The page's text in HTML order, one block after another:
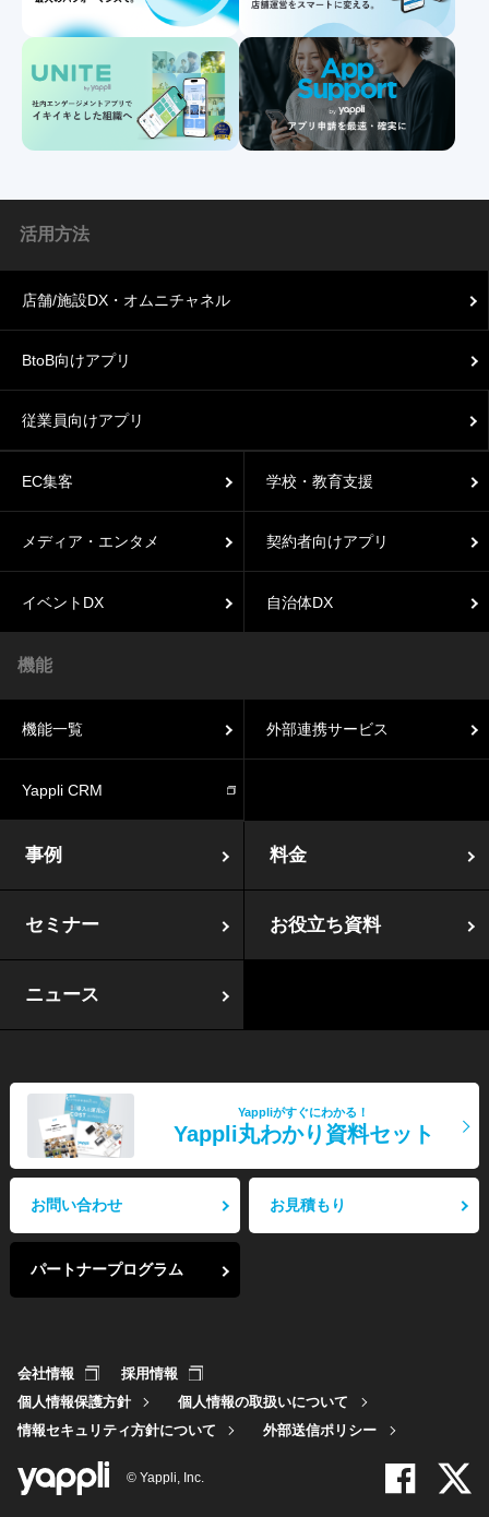
事例 料金
セミナー お役立ち資料
ニュース
活用方法
店舗/施設DX・オムニチャネル
BtoB向けアプリ
従業員向けアプリ
EC集客 学校・教育支援
メディア・エンタメ 契約者向けアプリ
イベントDX 自治体DX
機能
機能一覧 外部連携サービス
Yappli CRM
Yappliがすぐにわかる！
Yappli丸わかり資料セット
お問い合わせ お見積もり
パートナープログラム
会社情報
採用情報
個人情報保護方針
個人情報の取扱いについて
情報セキュリティ方針について
外部送信ポリシー
© Yappli, Inc.